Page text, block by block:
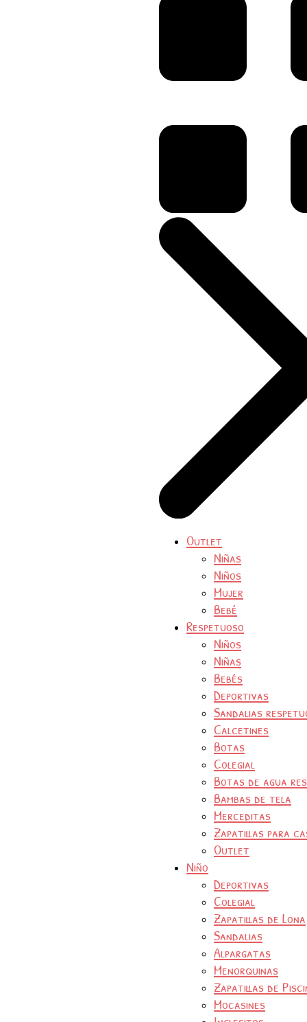
Outlet
Niñas
Niños
Mujer
Bebé
Respetuoso
Niños
Niñas
Bebés
Deportivas
Sandalias
Calcetines
Botas
Colegial
Botas de agua
Bambas de tela
Merceditas
Zapatillas para
Outlet
Niño
Deportivas
Colegial
Zapatillas de Lona
Sandalias
Alpargatas
Menorquinas
Zapatillas de
Mocasines